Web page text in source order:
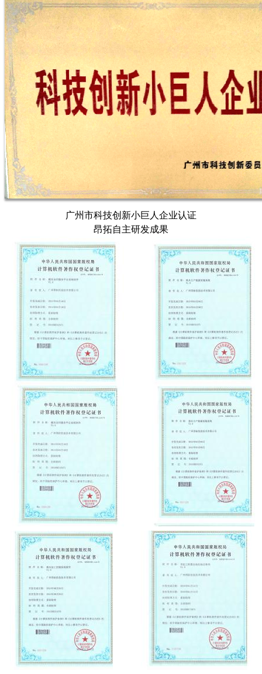
广州市科技创新小巨人企业认证
昂拓自主研发成果